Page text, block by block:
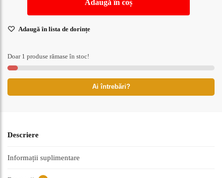
Adaugă în coș
Adaugă în lista de dorințe
Doar 1 produse rămase în stoc!
Ai întrebări?
Descriere
Informații suplimentare